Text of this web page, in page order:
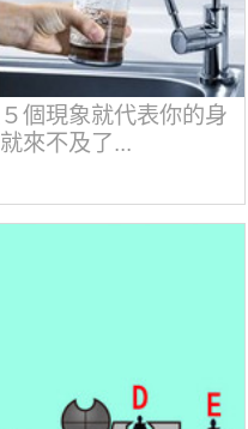
個現象就代表你的身
來不及了...